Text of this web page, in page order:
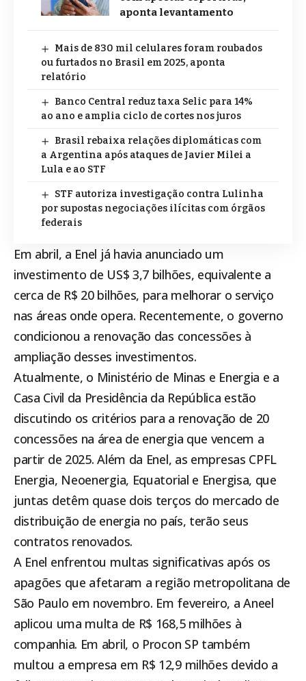
aponta levantamento
Mais de 830 mil celulares foram roubados
ou furtados no Brasil em 2025, aponta
relatório
Banco Central reduz taxa Selic para 14%
ao ano e amplia ciclo de cortes nos juros
Brasil rebaixa relações diplomáticas com
a Argentina após ataques de Javier Milei a
Lula e ao STF
STF autoriza investigação contra Lulinha
por supostas negociações ilícitas com órgãos
federais
Em abril, a Enel já havia anunciado um
investimento de US$ 3,7 bilhões, equivalente a
cerca de R$ 20 bilhões, para melhorar o serviço
nas áreas onde opera. Recentemente, o governo
condicionou a renovação das concessões à
ampliação desses investimentos.
Atualmente, o Ministério de Minas e Energia e a
Casa Civil da Presidência da República estão
discutindo os critérios para a renovação de 20
concessões na área de energia que vencem a
partir de 2025. Além da Enel, as empresas CPFL
Energia, Neoenergia, Equatorial e Energisa, que
juntas detêm quase dois terços do mercado de
distribuição de energia no país, terão seus
contratos renovados.
A Enel enfrentou multas significativas após os
apagões que afetaram a região metropolitana de
São Paulo em novembro. Em fevereiro, a Aneel
aplicou uma multa de R$ 168,5 milhões à
companhia. Em abril, o Procon SP também
multou a empresa em R$ 12,9 milhões devido a